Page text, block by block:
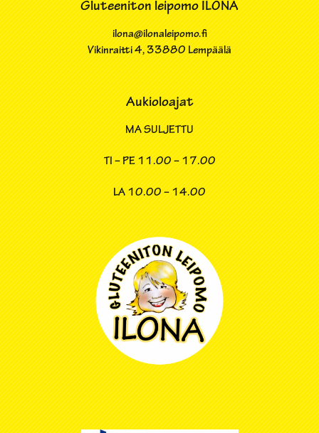
Gluteeniton leipomo ILONA
ilona@ilonaleipomo.fi
Vikinraitti 4​, 33880 Lempäälä
Aukioloajat
MA SULJETTU
TI – PE11.00 – 17.00
LA10.00 – 14.00